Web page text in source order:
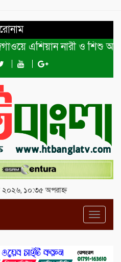
এশিয়ান নারী ও শিশু
২০২৬, ১০:৩৫ অপরাহ্ন